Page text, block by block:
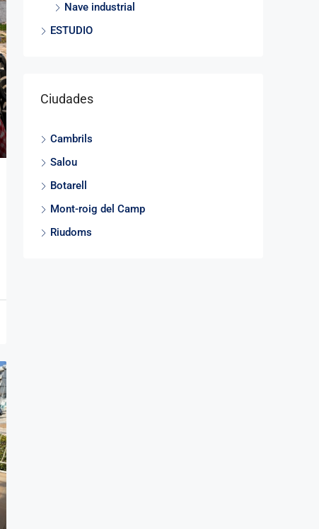
Nave industrial
ESTUDIO
Ciudades
Cambrils
Salou
Botarell
Mont-roig del Camp
Riudoms